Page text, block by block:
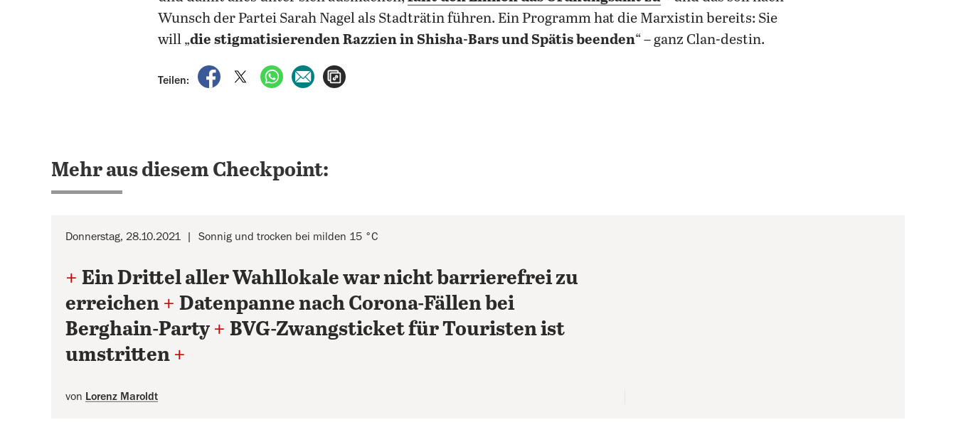
Wunsch der Partei Sarah Nagel als Stadträtin führen. Ein Programm hat die Marxistin bereits: Sie
will „die stigmatisierenden Razzien in Shisha-Bars und Spätis beenden“ – ganz Clan-destin.
Teilen:
auf Facebook teilen
auf X teilenper WhatsApp teilen
per E-Mail teilen
Mehr aus diesem Checkpoint:
Donnerstag, 28.10.2021 Sonnig und trocken bei milden 15 °C
+ Ein Drittel aller Wahllokale war nicht barrierefrei zu
erreichen + Datenpanne nach Corona-Fällen bei
Berghain-Party + BVG-Zwangsticket für Touristen ist
umstritten +
von Lorenz Maroldt